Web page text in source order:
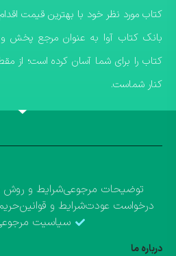
کتاب مورد نظر خود با بهترین قیمت
​بانک کتاب آوا به عنوان مرجع پخش
کتاب را برای شما آسان کرده است؛ از
کنار شماست.
توضیحات مرجوعیشرایط و روش
درخواست عودتشرایط و قوانین
سیاسیت
درباره ما